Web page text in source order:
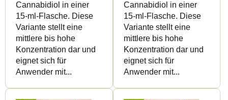
Cannabidiol in einer
15-ml-Flasche. Diese
Variante stellt eine
mittlere bis hohe
Konzentration dar und
eignet sich für
Anwender mit...
Cannabidiol in einer
15-ml-Flasche. Diese
Variante stellt eine
mittlere bis hohe
Konzentration dar und
eignet sich für
Anwender mit...